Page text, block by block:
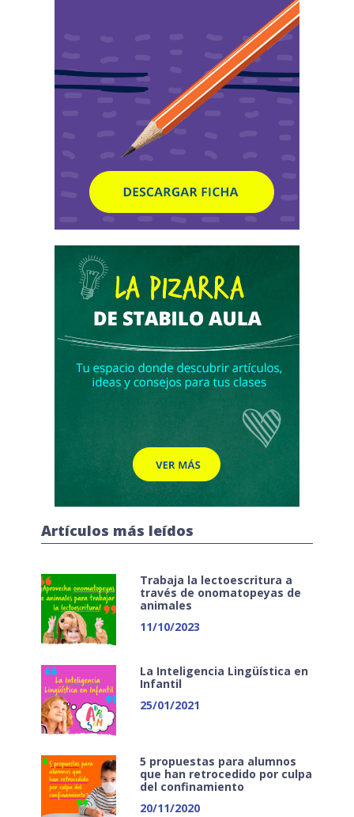
Artículos más leídos
Trabaja la lectoescritura a
través de onomatopeyas de
animales
11/10/2023
La Inteligencia Lingüística en
Infantil
25/01/2021
5 propuestas para alumnos
que han retrocedido por culpa
del confinamiento
20/11/2020